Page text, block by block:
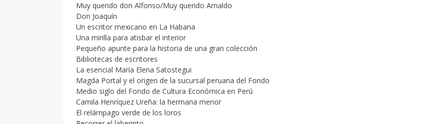
Muy querido don Alfonso/Muy querido Arnaldo
Don Joaquín
Un escritor mexicano en La Habana
Una mirilla para atisbar el interior
Pequeño apunte para la historia de una gran colección
Bibliotecas de escritores
La esencial María Elena Satostegui
Magda Portal y el origen de la sucursal peruana del Fondo
Medio siglo del Fondo de Cultura Económica en Perú
Camila Henríquez Ureña: la hermana menor
El relámpago verde de los loros